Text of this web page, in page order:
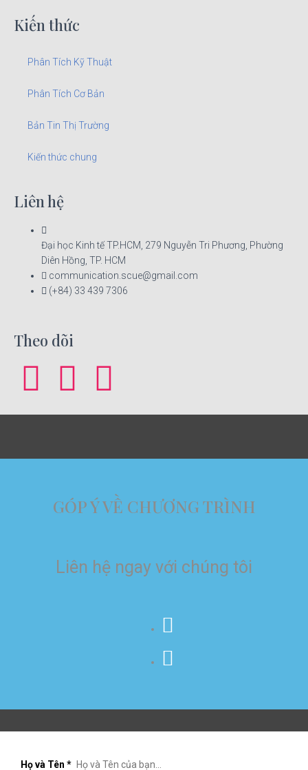
Kiến thức
Phân Tích Kỹ Thuật
Phân Tích Cơ Bản
Bản Tin Thị Trường
Kiến thức chung
Liên hệ
Đại học Kinh tế TP.HCM, 279 Nguyễn Tri Phương, Phường
Diên Hồng, TP. HCM
communication.scue@gmail.com
(+84) 33 439 7306
Theo dõi
GÓP Ý VỀ CHƯƠNG TRÌNH
Liên hệ ngay với chúng tôi
Họ và Tên *